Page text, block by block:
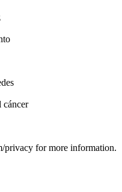
cáncer
privacy for more information.